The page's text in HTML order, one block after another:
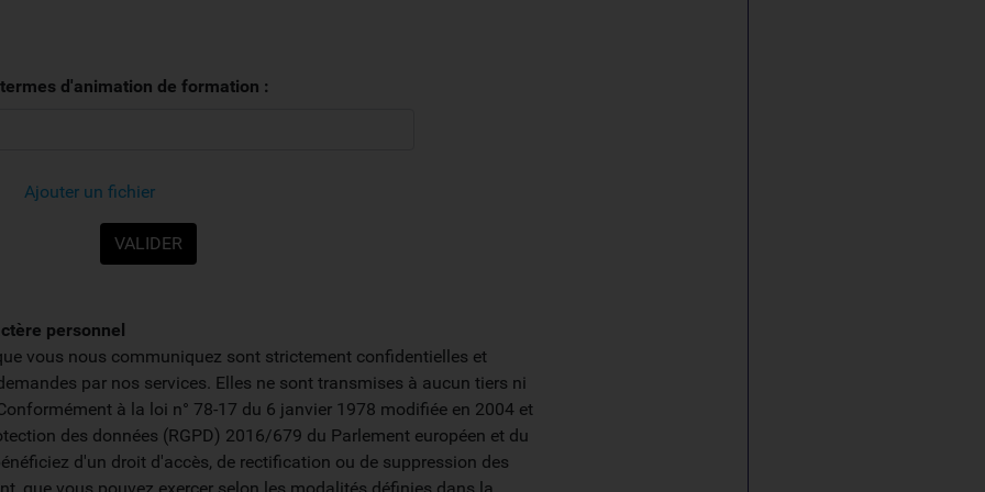
d'animation de formation :
Ajouter un fichier
personnel
vous nous communiquez sont strictement confidentielles et
par nos services. Elles ne sont transmises à aucun tiers ni
à la loi n° 78-17 du 6 janvier 1978 modifiée en 2004 et
des données (RGPD) 2016/679 du Parlement européen et du
d'un droit d'accès, de rectification ou de suppression des